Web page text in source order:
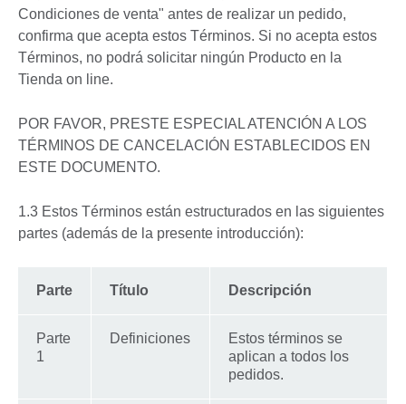
Condiciones de venta" antes de realizar un pedido,
confirma que acepta estos Términos. Si no acepta estos
Términos, no podrá solicitar ningún Producto en la
Tienda on line.
POR FAVOR, PRESTE ESPECIAL ATENCIÓN A LOS
TÉRMINOS DE CANCELACIÓN ESTABLECIDOS EN
ESTE DOCUMENTO.
1.3 Estos Términos están estructurados en las siguientes
partes (además de la presente introducción):
Parte Título Descripción
Parte
1
Definiciones
Estos términos se
aplican a todos los
pedidos.